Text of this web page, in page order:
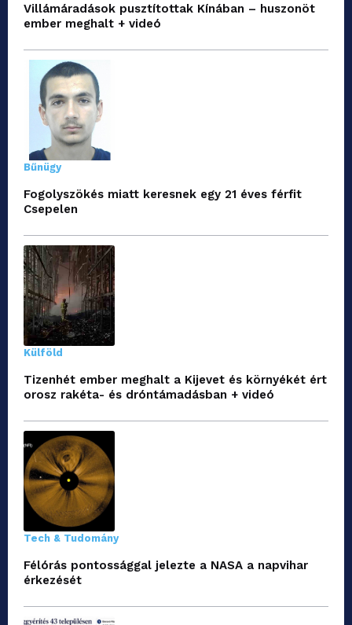
Villámáradások pusztítottak Kínában – huszonöt
ember meghalt + videó
Bűnügy
Fogolyszökés miatt keresnek egy 21 éves férfit
Csepelen
Külföld
Tizenhét ember meghalt a Kijevet és környékét ért
orosz rakéta- és dróntámadásban + videó
Tech & Tudomány
Félórás pontossággal jelezte a NASA a napvihar
érkezését